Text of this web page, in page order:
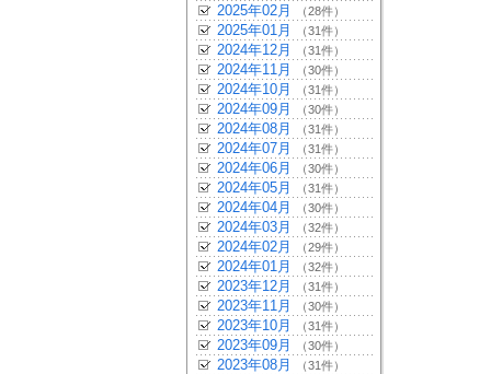
2025年02月 （28件）
2025年01月 （31件）
2024年12月 （31件）
2024年11月 （30件）
2024年10月 （31件）
2024年09月 （30件）
2024年08月 （31件）
2024年07月 （31件）
2024年06月 （30件）
2024年05月 （31件）
2024年04月 （30件）
2024年03月 （32件）
2024年02月 （29件）
2024年01月 （32件）
2023年12月 （31件）
2023年11月 （30件）
2023年10月 （31件）
2023年09月 （30件）
2023年08月 （31件）